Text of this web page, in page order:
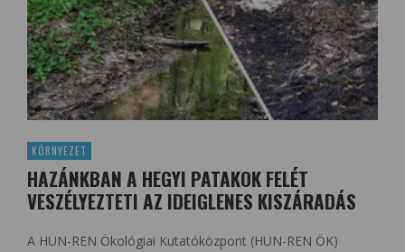
KÖRNYEZET
HAZÁNKBAN A HEGYI PATAKOK FELÉT
VESZÉLYEZTETI AZ IDEIGLENES KISZÁRADÁS
A HUN-REN Ökológiai Kutatóközpont (HUN-REN ÖK)